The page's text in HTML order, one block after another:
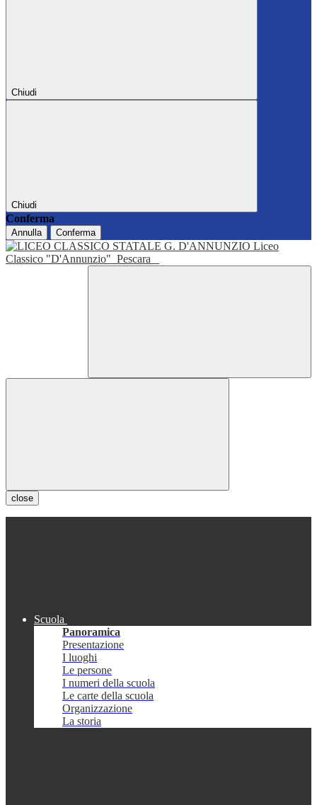
Chiudi
Chiudi
Conferma
Annulla Conferma
Liceo
Classico "D'Annunzio" Pescara
close
Scuola
Panoramica
Presentazione
I luoghi
Le persone
I numeri della scuola
Le carte della scuola
Organizzazione
La storia